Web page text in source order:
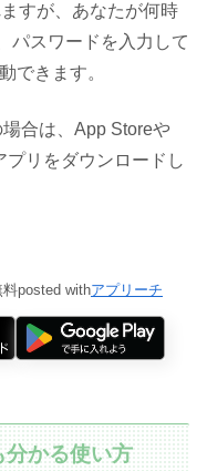
すが、あなたが何時
パスワードを入力して
できます。
合は、App Storeや
リをダウンロードし
料posted withアプリーチ
かる使い方